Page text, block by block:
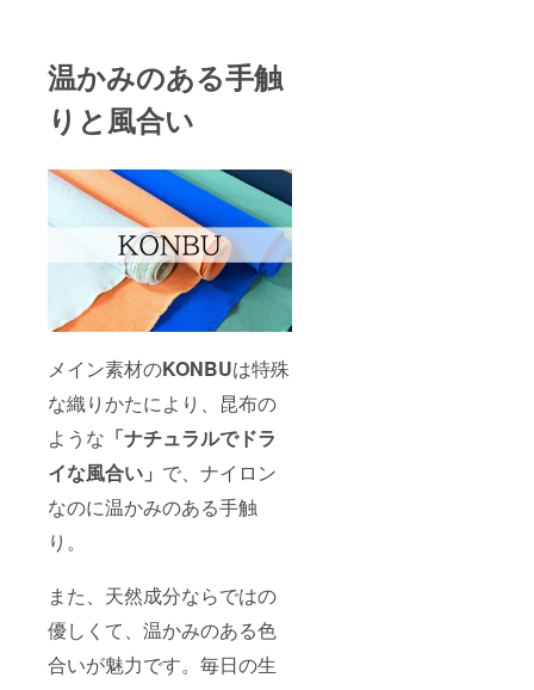
温かみのある手触
りと風合い
メイン素材のKONBUは特殊
な織りかたにより、昆布の
ような 「ナチュラルでドラ
イな風合い」 で、ナイロン
なのに温かみのある手触
り。
また、天然成分ならではの
優しくて、温かみのある色
合いが魅力です。毎日の生